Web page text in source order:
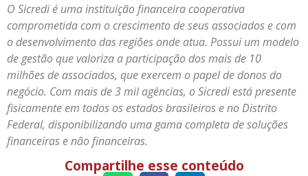
O Sicredi é uma instituição financeira cooperativa
comprometida com o crescimento de seus associados e com
o desenvolvimento das regiões onde atua. Possui um modelo
de gestão que valoriza a participação dos mais de 10
milhões de associados, que exercem o papel de donos do
negócio. Com mais de 3 mil agências, o Sicredi está presente
fisicamente em todos os estados brasileiros e no Distrito
Federal, disponibilizando uma gama completa de soluções
financeiras e não financeiras.
Compartilhe esse conteúdo